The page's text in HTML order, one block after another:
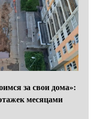
за свои дома»:
месяцами